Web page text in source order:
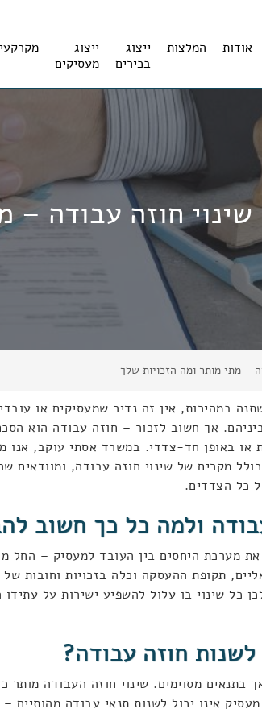
אודות המלצות
ייצוג
בכירים
ייצוג
מעסיקים
שינוי חוזה עבודה –
– מתי מותר ומה הזכויות שלך
במהירות, אין זה נדיר שמעסיקים או
אך חשוב לזכור – חוזה עבודה הוא
או באופן חד-צדדי. במשרד אסתי עוקב, אנו
מקרים של שינוי חוזה עבודה, ומוודאים
כל הצדדים.
ולמה כל כך חשוב
את מערכת היחסים בין העובד למעסיק – החל
תקופת ההעסקה וכלה בזכויות וחובות
כל שינוי בו עלול להשפיע ישירות על
חוזה עבודה?
בתנאים מסוימים. שינוי חוזה העבודה
אינו יכול לשנות תנאי עבודה מהותיים